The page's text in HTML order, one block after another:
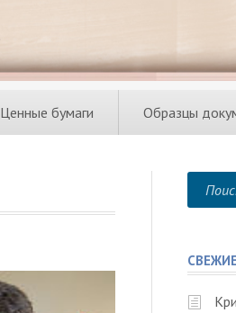
Ценные бумаги Образцы